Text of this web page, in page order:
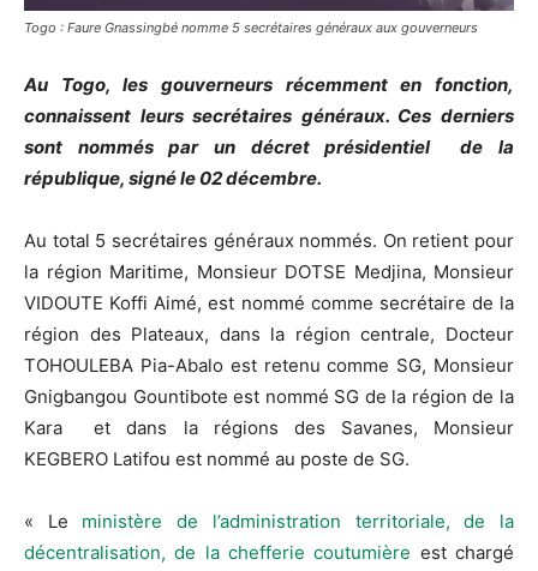
Togo : Faure Gnassingbé nomme 5 secrétaires généraux aux gouverneurs
Au Togo, les gouverneurs récemment en fonction,
connaissent leurs secrétaires généraux. Ces derniers
sont nommés par un décret présidentiel de la
république, signé le 02 décembre.
Au total 5 secrétaires généraux nommés. On retient pour
la région Maritime, Monsieur DOTSE Medjina, Monsieur
VIDOUTE Koffi Aimé, est nommé comme secrétaire de la
région des Plateaux, dans la région centrale, Docteur
TOHOULEBA Pia-Abalo est retenu comme SG, Monsieur
Gnigbangou Gountibote est nommé SG de la région de la
Kara et dans la régions des Savanes, Monsieur
KEGBERO Latifou est nommé au poste de SG.
« Le ministère de l’administration territoriale, de la
décentralisation, de la chefferie coutumière est chargé